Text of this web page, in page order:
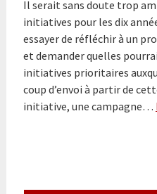
Il serait sans doute trop
initiatives pour les dix
essayer de réfléchir à un
et demander quelles
initiatives prioritaires
coup d’envoi à partir de
initiative, une campagne…